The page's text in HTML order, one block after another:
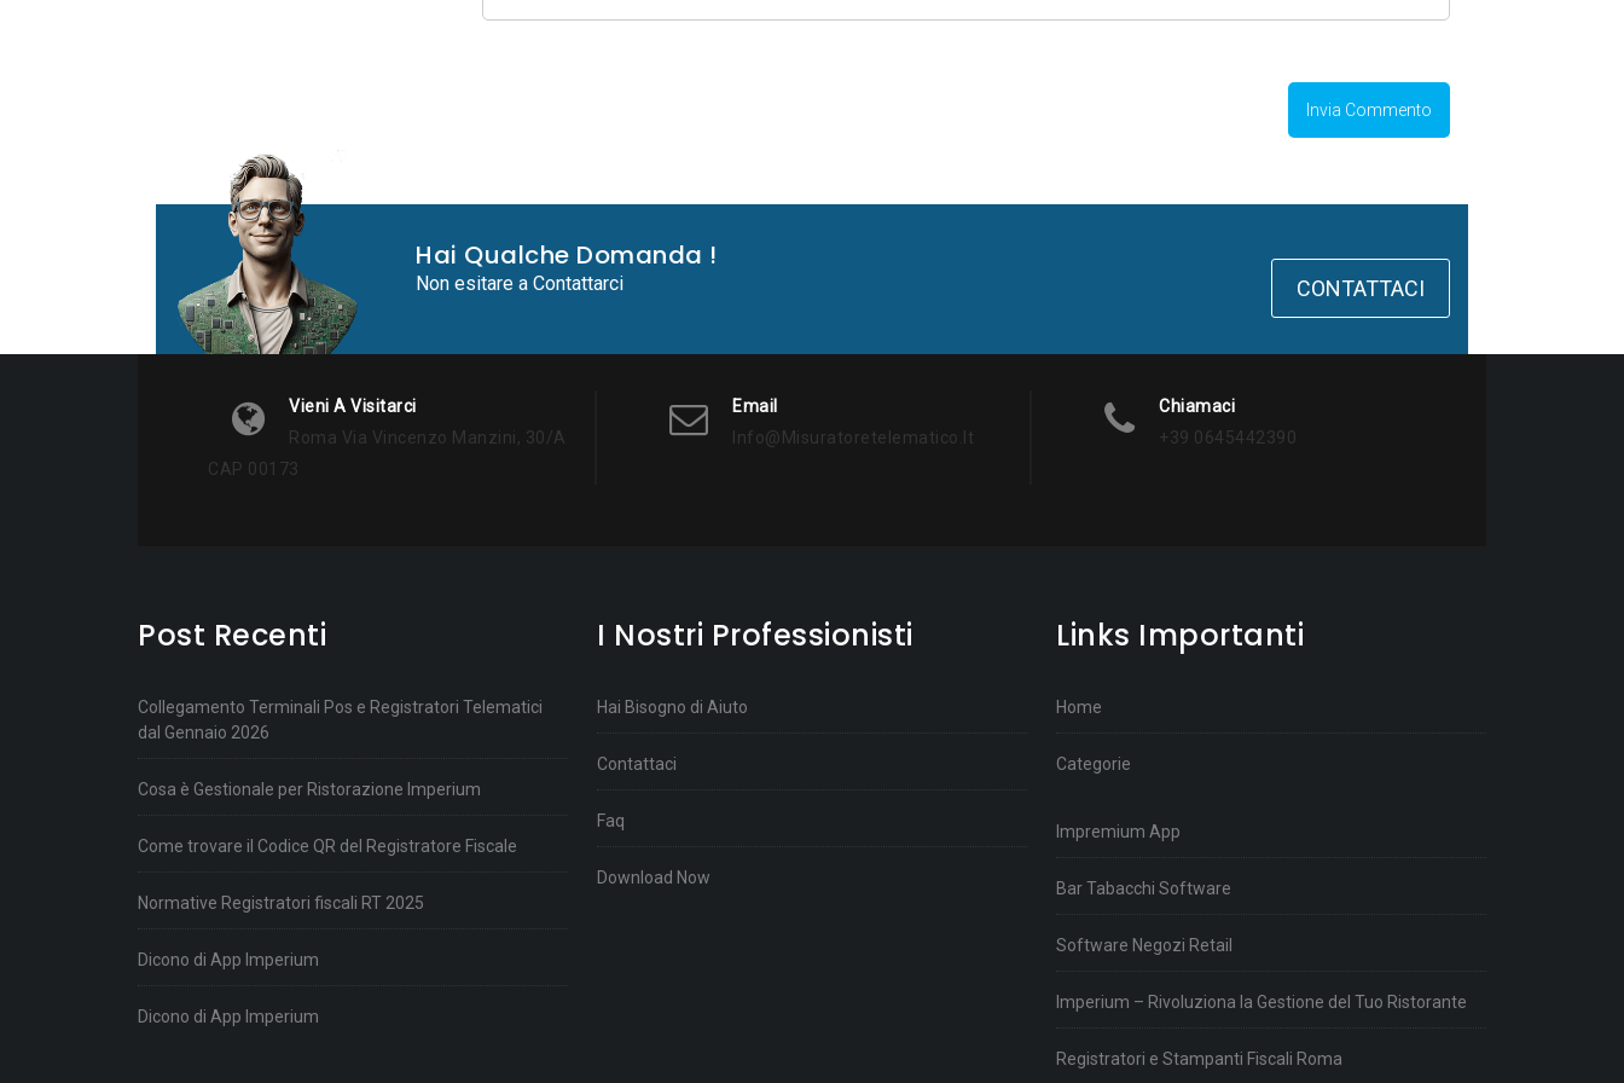
Hai Qualche Domanda !
Non esitare a Contattarci CONTATTACI
Vieni A Visitarci
Roma Via Vincenzo Manzini, 30/a
CAP 00173
Email
Info@misuratoretelematico.it
Chiamaci
+39 0645442390
Post Recenti
Collegamento Terminali Pos e Registratori Telematici
dal Gennaio 2026
Cosa è Gestionale per Ristorazione Imperium
Come trovare il Codice QR del Registratore Fiscale
Normative Registratori fiscali RT 2025
Dicono di App Imperium
Dicono di App Imperium
I Nostri Professionisti
Hai Bisogno di Aiuto
Contattaci
Faq
Download Now
Links Importanti
Home
Categorie
Impremium App
Bar Tabacchi Software
Software Negozi Retail
Imperium – Rivoluziona la Gestione del Tuo Ristorante
Registratori e Stampanti Fiscali Roma